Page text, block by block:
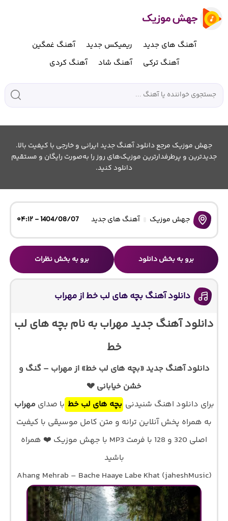
آهنگ های جدید ریمیکس جدید
آهنگ غمگین
آهنگ ترکی
آهنگ شاد آهنگ کردی
جهش موزیک مرجع دانلود آهنگ جدید ایرانی و خارجی با کیفیت بالا.
جدیدترین و پرطرفدارترین موزیک‌های روز را به‌صورت رایگان و مستقیم
دانلود کنید.
جهش موزیک آهنگ های جدید 1404/08/07 - ۰۴:۱۲
برو به بخش دانلود برو به بخش نظرات
دانلود آهنگ بچه های لب خط از مهراب
دانلود آهنگ جدید مهراب به نام بچه های لب
خط
دانلود آهنگ جدید «بچه های لب خط» از مهراب – گنگ و
خشن خیابانی 💔
برای دانلود اهنگ شنیدنی بچه های لب خط با صدایمهراب
به همراه پخش آنلاین ترانه و متن کامل موسیقی با کیفیت
اصلی 320 و 128 با فرمت MP3 با جهش موزیک ❤️ همراه
باشید
Ahang Mehrab – Bache Haaye Labe Khat (jaheshMusic)